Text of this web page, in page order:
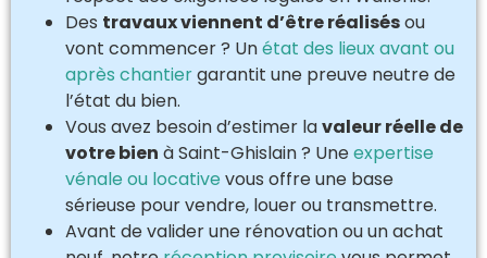
Des travaux viennent d’être réalisésou
vont commencer ? Unétat des lieux avant ou
après chantiergarantit une preuve neutre de
l’état du bien.
Vous avez besoin d’estimer lavaleur réelle de
votre bien à Saint-Ghislain ? Uneexpertise
vénale ou locative vous offre une base
sérieuse pour vendre, louer ou transmettre.
Avant de valider une rénovation ou un achat